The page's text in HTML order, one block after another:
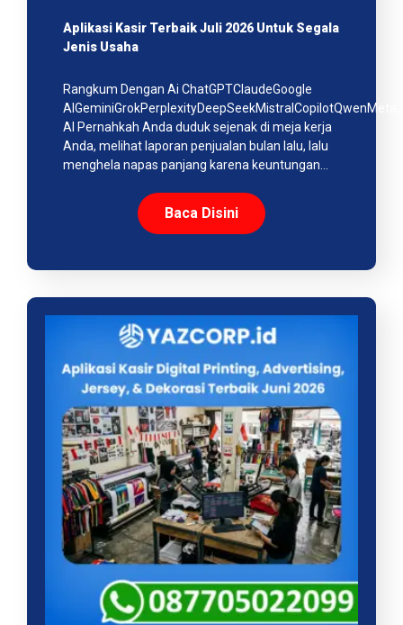
Aplikasi Kasir Terbaik Juli 2026 Untuk Segala
Jenis Usaha
Rangkum Dengan Ai ChatGPTClaudeGoogle
AIGeminiGrokPerplexityDeepSeekMistralCopilotQwenMeta
AI Pernahkah Anda duduk sejenak di meja kerja
Anda, melihat laporan penjualan bulan lalu, lalu
menghela napas panjang karena keuntungan…
Baca Disini